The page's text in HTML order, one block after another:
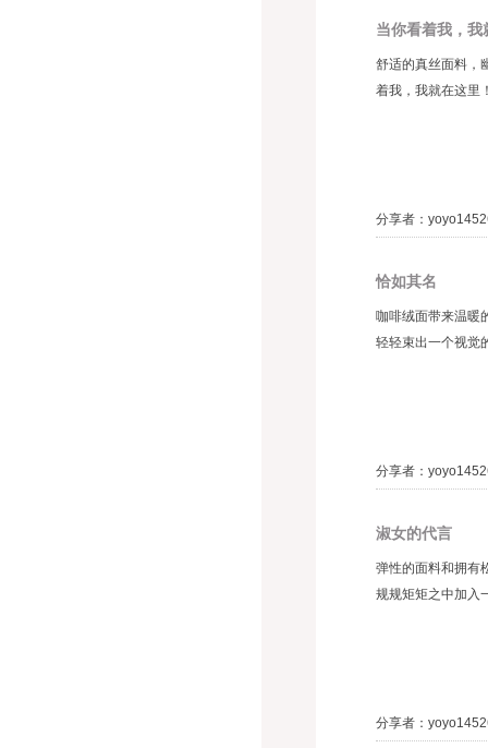
当你看着我，我
舒适的真丝面料，
着我，我就在这里
分享者：
恰如其名
咖啡绒面带来温暖
轻轻束出一个视觉
分享者：
淑女的代言
弹性的面料和拥有
规规矩矩之中加入
分享者：